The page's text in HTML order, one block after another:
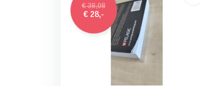
€ 38,08
€ 28,-